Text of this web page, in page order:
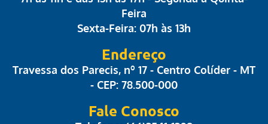
Feira
Sexta-Feira: 07h às 13h
Endereço
Travessa dos Parecis, nº 17 - Centro Colíder - MT
- CEP: 78.500-000
Fale Conosco